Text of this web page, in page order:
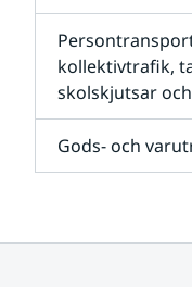
kollektivtrafik,
skolskjutsar
Gods- och